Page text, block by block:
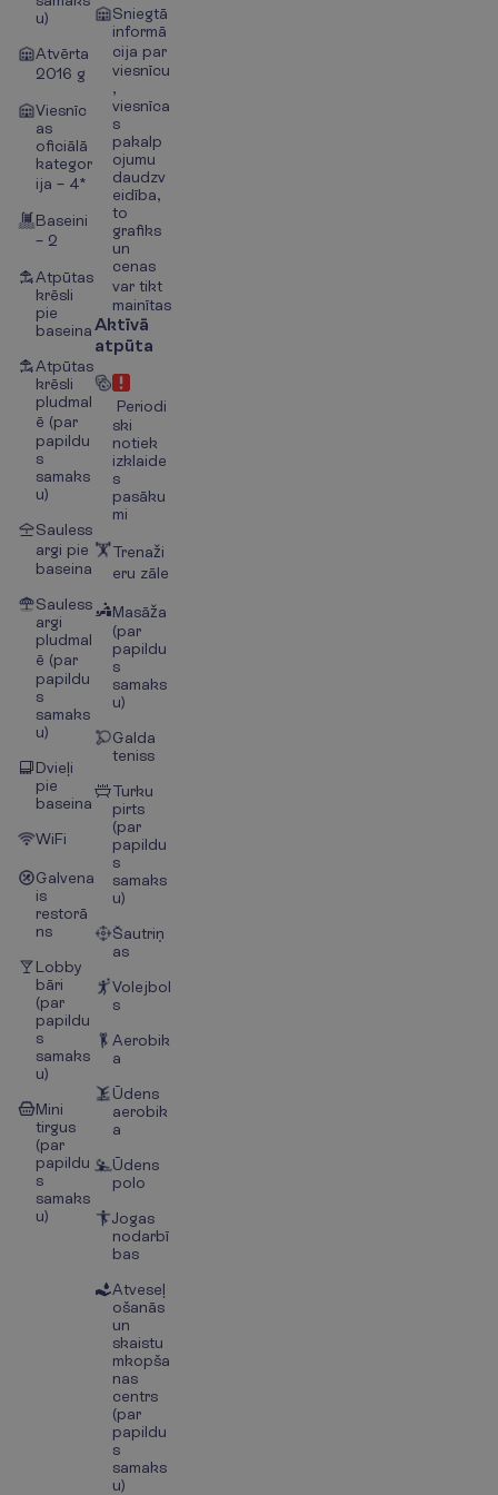
u)
Atvērta
2016 g
Viesnīc
as
oficiālā
kategor
ija – 4*
Baseini
– 2
Atpūtas
krēsli
pie
baseina
Atpūtas
krēsli
pludmal
ē (par
papildu
s
samaks
u)
Sauless
argi pie
baseina
Sauless
argi
pludmal
ē (par
papildu
s
samaks
u)
Dvieļi
pie
baseina
WiFi
Galvena
is
restorā
ns
Lobby
bāri
(par
papildu
s
samaks
u)
Mini
tirgus
(par
papildu
s
samaks
u)
Sniegtā
informā
cija par
viesnīcu
,
viesnīca
s
pakalp
ojumu
daudzv
eidība,
to
grafiks
un
cenas
var tikt
mainītas
Aktīvā
atpūta
Periodi
ski
notiek
izklaide
s
pasāku
mi
Trenaži
eru zāle
Masāža
(par
papildu
s
samaks
u)
Galda
teniss
Turku
pirts
(par
papildu
s
samaks
u)
Šautriņ
as
Volejbol
s
Aerobik
a
Ūdens
aerobik
a
Ūdens
polo
Jogas
nodarbī
bas
Atveseļ
ošanās
un
skaistu
mkopša
nas
centrs
(par
papildu
s
samaks
u)